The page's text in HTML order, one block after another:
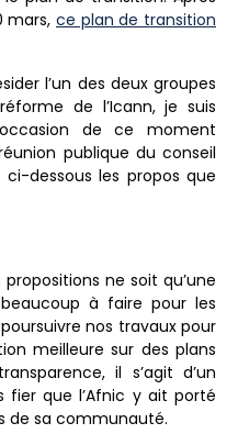
mars, ce plan de transition
l’un des deux groupes
de l’Icann, je suis
de ce moment
publique du conseil
ci-dessous les propos que
ne soit qu’une
à faire pour les
nos travaux pour
meilleure sur des plans
il s’agit d’un
que l’Afnic y ait porté
de sa communauté.